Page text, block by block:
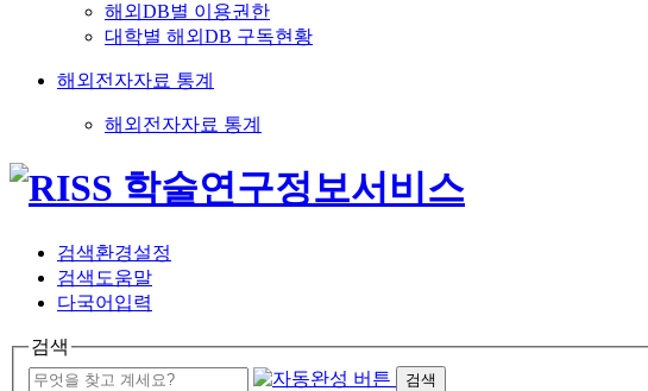
해외DB별 이용권한
대학별 해외DB 구독현황
해외전자자료 통계
해외전자자료 통계
검색환경설정
검색도움말
다국어입력
검색
검색